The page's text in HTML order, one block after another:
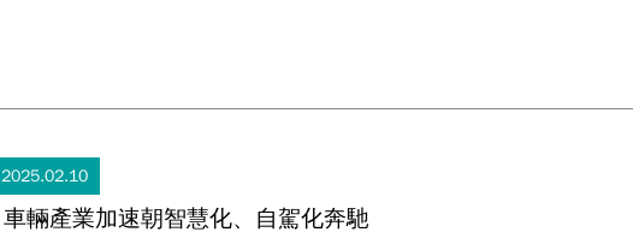
2025.02.10
車輛產業加速朝智慧化、自駕化奔馳